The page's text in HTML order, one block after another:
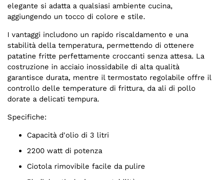
elegante si adatta a qualsiasi ambiente cucina,
aggiungendo un tocco di colore e stile.
I vantaggi includono un rapido riscaldamento e una
stabilità della temperatura, permettendo di ottenere
patatine fritte perfettamente croccanti senza attesa. La
costruzione in acciaio inossidabile di alta qualità
garantisce durata, mentre il termostato regolabile offre il
controllo delle temperature di frittura, da ali di pollo
dorate a delicati tempura.
Specifiche:
Capacità d'olio di 3 litri
2200 watt di potenza
Ciotola rimovibile facile da pulire